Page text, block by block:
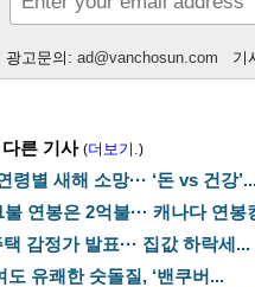
광고문의: ad@vanchosun.com 기
른 기사 (더보기.)
령별 새해 소망··· ‘돈 vs 건강
연봉은 2억불··· 캐나다 연봉
감정가 발표··· 집값 하락세...
도 유쾌한 숫돌질, ‘밴쿠버...